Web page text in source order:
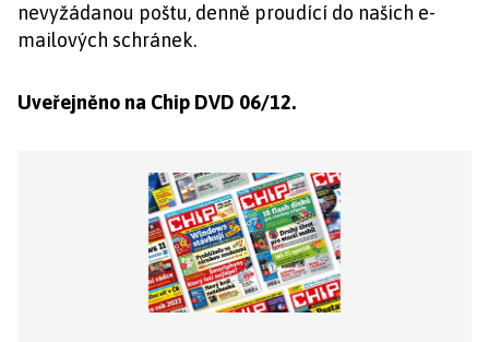
nevyžádanou poštu, denně proudící do našich e-
mailových schránek.
Uveřejněno na Chip DVD 06/12.